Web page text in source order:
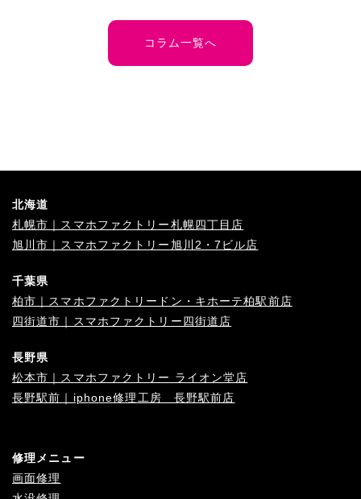
コラム一覧へ
北海道
札幌市｜スマホファクトリー札幌四丁目店
旭川市｜スマホファクトリー旭川2・7ビル店
千葉県
柏市｜スマホファクトリードン・キホーテ柏駅前店
四街道市｜スマホファクトリー四街道店
長野県
松本市｜スマホファクトリー ライオン堂店
長野駅前｜iphone修理工房 長野駅前店
修理メニュー
画面修理